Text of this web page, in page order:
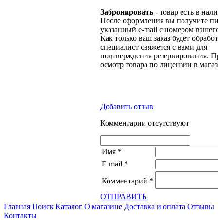
Забронировать - товар есть в
После оформления вы получите
указанный e-mail с номером
Как только ваш заказ будет
специалист свяжется с вами для
подтверждения резервирования.
осмотр товара по лицензии в
Добавить отзыв
Комментарии отсутствуют
Имя *
E-mail *
Комментарий *
ОТПРАВИТЬ
Главная Поиск Каталог О магазине Доставка и оплата Отзывы
Контакты